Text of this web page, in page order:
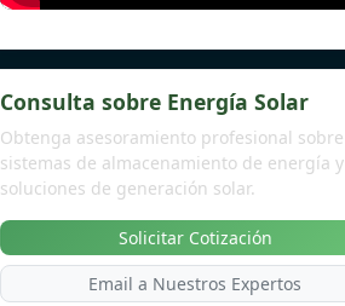
Consulta sobre Energía Solar
Obtenga asesoramiento profesional sobre
sistemas de almacenamiento de energía y
soluciones de generación solar.
Solicitar Cotización
Email a Nuestros Expertos